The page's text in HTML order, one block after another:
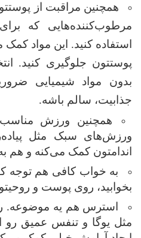
همچنین مراقبت از
مرطوب‌کننده‌هایی که
استفاده کنید. این مواد
پوستتون جلوگیری کنید.
بدون مواد شیمیایی
جذابیت، سالم باشه.
همچنین ورزش
ورزش‌های سبک مثل
اندامتون کمک می‌کنه و هم
به خواب کافی هم توجه
بخوابید، روی پوست و
استرس هم یه
مثل یوگا و تنفس عمیق رو